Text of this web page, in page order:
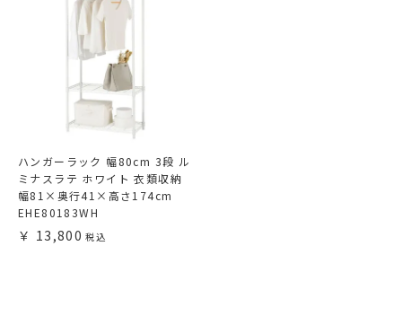
ハンガーラック 幅80cm 3段 ル
ミナスラテ ホワイト 衣類収納
幅81×奥行41×高さ174cm
EHE80183WH
13,800